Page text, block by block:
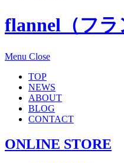
flannel（フラ
Menu Close
TOP
NEWS
ABOUT
BLOG
CONTACT
ONLINE STORE